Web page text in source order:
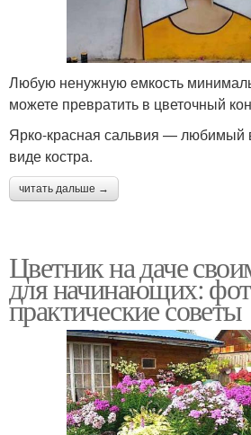
Любую ненужную емкость
можете превратить в цветочный
Ярко-красная сальвия — любимый
виде костра.
читать дальше →
Цветник на даче
для начинающих:
практические советы